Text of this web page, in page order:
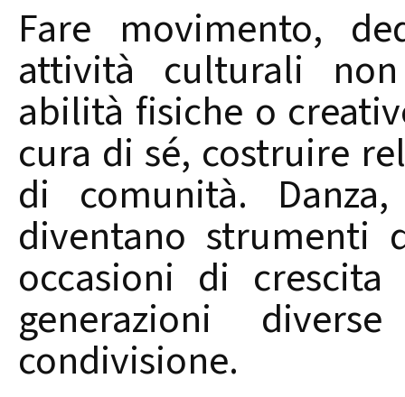
Fare movimento,
attività culturali
abilità fisiche o
cura di sé, costruire
di comunità.
diventano strumenti
occasioni di
generazioni
condivisione.